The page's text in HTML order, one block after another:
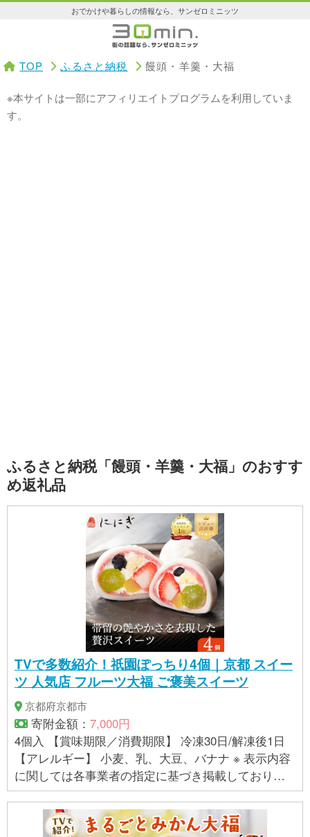
おでかけや暮らしの情報なら、サンゼロミニッツ
TOP ふるさと納税 饅頭・羊羹・大福
※本サイトは一部にアフィリエイトプログラムを利用していま
す。
ふるさと納税「饅頭・羊羹・大福」のおすす
め返礼品
TVで多数紹介！祇園ぽっちり4個｜京都 スイー
ツ 人気店 フルーツ大福 ご褒美スイーツ
京都府京都市
寄附金額： 7,000円
4個入 【賞味期限／消費期限】 冷凍30日/解凍後1日
【アレルギー】 小麦、乳、大豆、バナナ ※ 表示内容
に関しては各事業者の指定に基づき掲載しており、
一切の内容を保証するものではございません。 ※ご不
明の点がございましたら事業者まで直接お問い合わ
せ下さい。